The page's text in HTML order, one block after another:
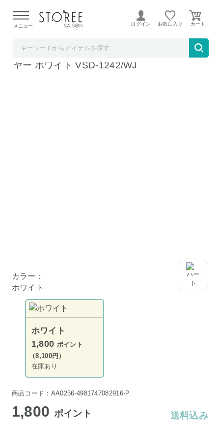
よる配送遅延が発生しております。
メニュー ログイン お気に入り
ヴィダルサスーン マイナスイオンヘアドライ
ヤー ホワイト VSD-1242/WJ
カラー：
ホワイト
ホワイト
1,800 ポイント
（8,100円）
在庫あり
商品コード：AA0256-4981747082916-P
1,800 ポイント 送料込み